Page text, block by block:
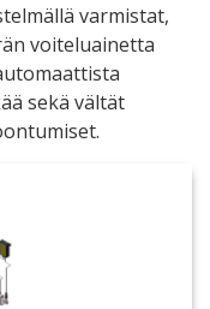
varmistat,
voiteluainetta
sekä vältät